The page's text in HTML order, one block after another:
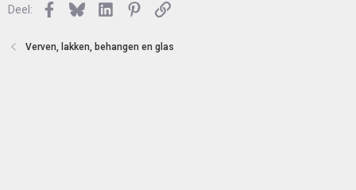
Deel: Facebook
BlueskyLinkedInPinterest
Link
Verven, lakken, behangen en glas